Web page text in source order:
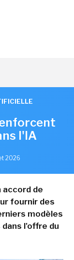
l'IA
2026
accord de
fournir des
modèles
l'offre du